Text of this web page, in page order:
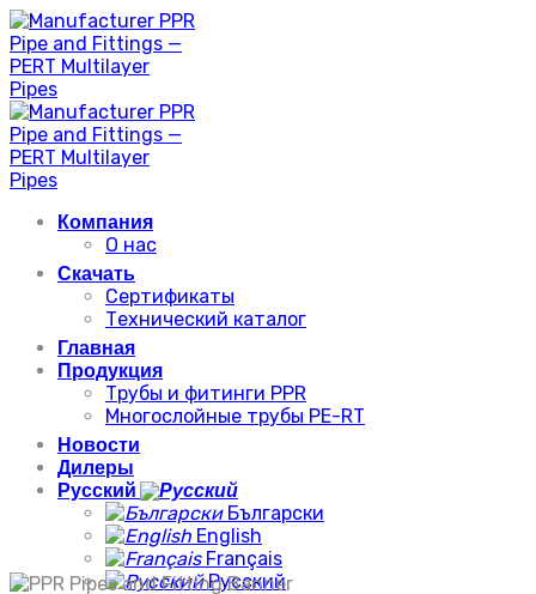
Skip
to
content
Компания
О нас
Скачать
Сертификаты
Технический каталог
Главная
Продукция
Трубы и фитинги PPR
Многослойные трубы PE-RT
Новости
Дилеры
Русский
Български
English
Français
Русский